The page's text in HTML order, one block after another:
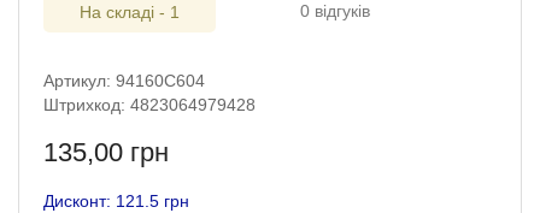
На складі - 1 0 відгуків
Артикул: 94160С604
Штрихкод: 4823064979428
135,00 грн
Дисконт: 121.5 грн